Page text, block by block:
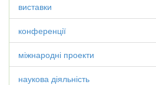
виставки
конференції
міжнародні проекти
наукова діяльність